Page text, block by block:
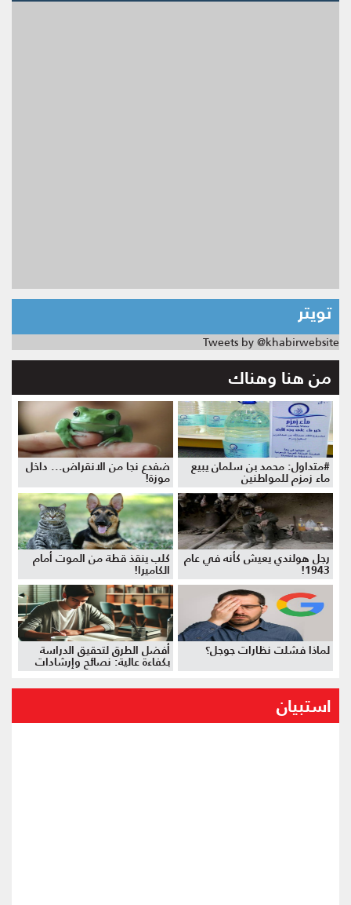
تويتر
Tweets by @khabirwebsite
من هنا وهناك
#متداول: محمد بن سلمان يبيع
ماء زمزم للمواطنين
ضفدع نجا من الانقراض... داخل
موزة!
رجل هولندي يعيش كأنه في عام
1943!
كلب ينقذ قطة من الموت أمام
الكاميرا!
لماذا فشلت نظارات جوجل؟ أفضل الطرق لتحقيق الدراسة
بكفاءة عالية: نصائح وإرشادات
استبيان